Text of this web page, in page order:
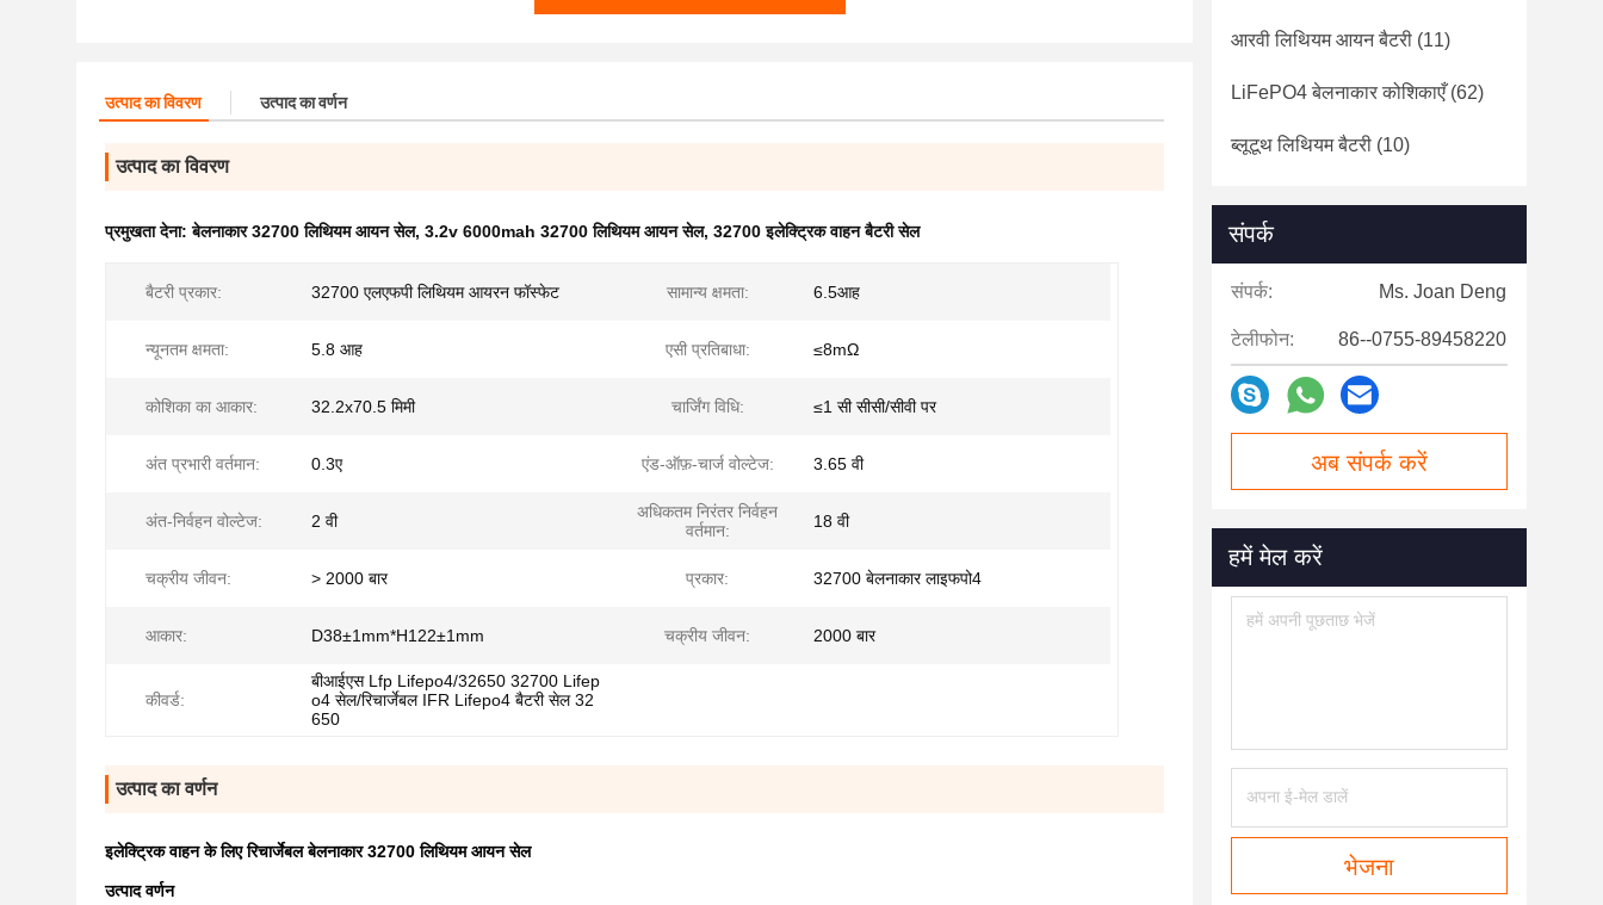
उत्पाद का विवरण उत्पाद का वर्णन
उत्पाद का विवरण
प्रमुखता देना:बेलनाकार 32700 लिथियम आयन सेल, 3.2v 6000mah 32700 लिथियम आयन सेल, 32700 इलेक्ट्रिक वाहन बैटरी सेल
बैटरी प्रकार: 32700 एलएफपी लिथियम आयरन फॉस्फेट सामान्य क्षमता: 6.5आह
न्यूनतम क्षमता: 5.8 आह एसी प्रतिबाधा: ≤8mΩ
कोशिका का आकार: 32.2x70.5 मिमी चार्जिंग विधि: ≤1 सी सीसी/सीवी पर
अंत प्रभारी वर्तमान: 0.3ए एंड-ऑफ़-चार्ज वोल्टेज: 3.65 वी
अंत-निर्वहन वोल्टेज: 2 वी
अधिकतम निरंतर निर्वहन
वर्तमान:
18 वी
चक्रीय जीवन: > 2000 बार प्रकार: 32700 बेलनाकार लाइफपो4
आकार: D38±1mm*H122±1mm चक्रीय जीवन: 2000 बार
कीवर्ड:
बीआईएस Lfp Lifepo4/32650 32700 Lifep
o4 सेल/रिचार्जेबल IFR Lifepo4 बैटरी सेल 32
650
उत्पाद का वर्णन
इलेक्ट्रिक वाहन के लिए रिचार्जेबल बेलनाकार 32700 लिथियम आयन सेल
उत्पाद वर्णन
आरवी लिथियम आयन बैटरी (11)
LiFePO4 बेलनाकार कोशिकाएँ(62)
ब्लूटूथ लिथियम बैटरी (10)
संपर्क
संपर्क: Ms. Joan Deng
टेलीफोन: 86--0755-89458220
अब संपर्क करें
हमें मेल करें
भेजना